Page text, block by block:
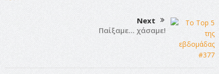
Next
Παίξαμε… χάσαμε!